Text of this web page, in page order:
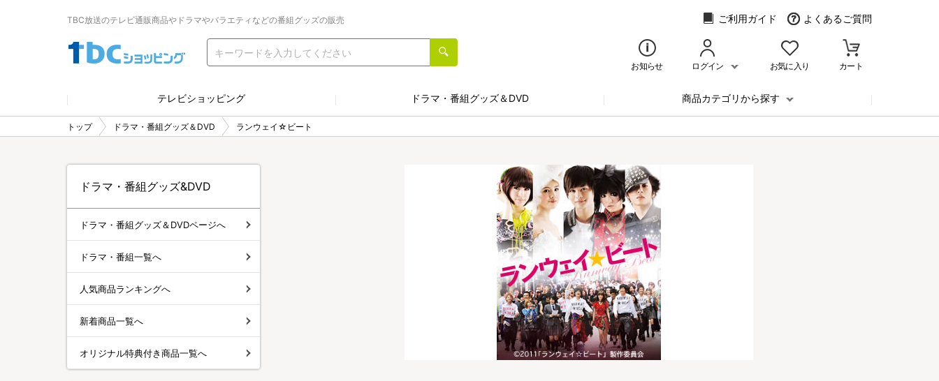
TBC放送のテレビ通販商品やドラマやバラエティなどの番組グッズの販売 ご利用ガイド よくあるご質問
お知らせ ログイン お気に入り カート
テレビショッピング ドラマ・番組グッズ＆DVD 商品カテゴリから探す
トップ ドラマ・番組グッズ＆DVD ランウェイ☆ビート
ドラマ・番組グッズ&DVD
ドラマ・番組グッズ＆DVDページへ
ドラマ・番組一覧へ
人気商品ランキングへ
新着商品一覧へ
オリジナル特典付き商品一覧へ